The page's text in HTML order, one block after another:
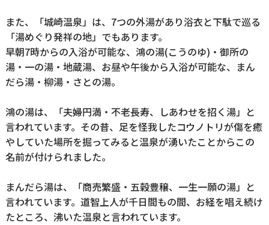
また、「城崎温泉」は、7つの外湯があり浴衣と下駄で巡る
「湯めぐり発祥の地」でもあります。
早朝7時からの入浴が可能な、鴻の湯(こうのゆ)・御所の
湯・一の湯・地蔵湯、お昼や午後から入浴が可能な、まん
だら湯・柳湯・さとの湯。
鴻の湯は、「夫婦円満・不老長寿、しあわせを招く湯」と
言われています。その昔、足を怪我したコウノトリが傷を癒
やしていた場所を掘ってみると温泉が湧いたことからこの
名前が付けられました。
まんだら湯は、「商売繁盛・五穀豊穣、一生一願の湯」と
言われています。道智上人が千日間もの間、お経を唱え続け
たところ、沸いた温泉と言われています。